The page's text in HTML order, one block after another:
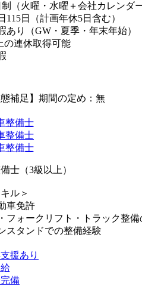
（火曜・水曜＋会社カレンダー
115日（計画年休5日含む）
あり（GW・夏季・年末年始）
の連休取得可能
態補足】期間の定め：無
整備士
整備士
整備士
士（3級以上）
ル＞
車免許
フォークリフト・トラック整備
スタンドでの整備経験
援あり
備